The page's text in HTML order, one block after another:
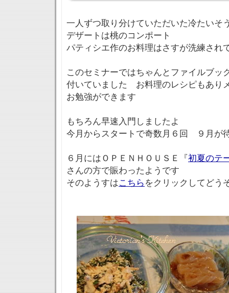
一人ずつ取り分けていただいた冷たいそ
デザートは桃のコンポート
パティシエ作のお料理はさすが洗練され
このセミナーではちゃんとファイルブッ
付いていました お料理のレシピもあり
お勉強ができます
もちろん早速入門しましたよ
今月からスタートで奇数月６回 ９月が
６月にはＯＰＥＮＨＯＵＳＥ『初夏のテ
さんの方で賑わったようです
そのようすはこちら をクリックしてどう